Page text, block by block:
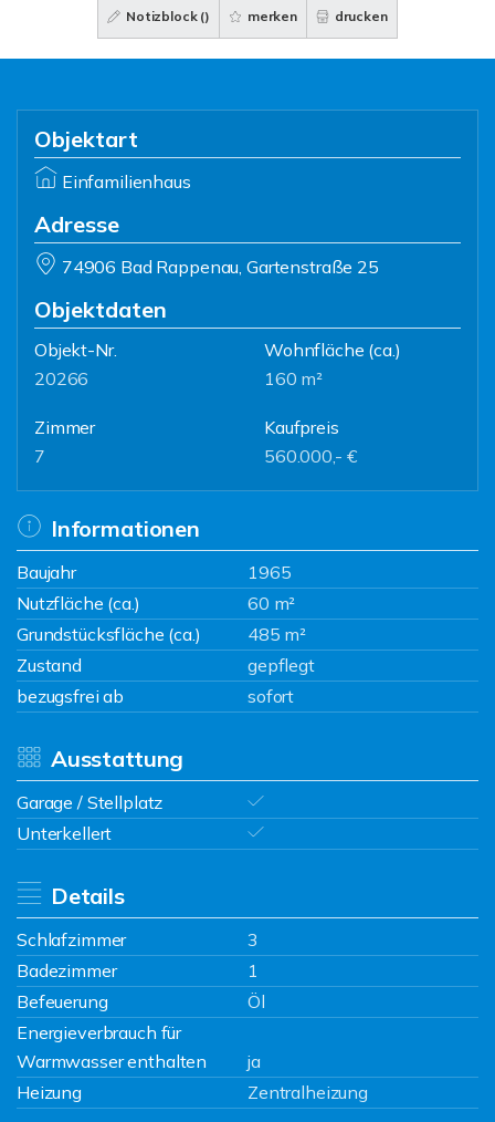
Notizblock () merken drucken
Objektart
Einfamilienhaus
Adresse
74906 Bad Rappenau, Gartenstraße 25
Objektdaten
Objekt-Nr.
20266
Wohnfläche (ca.)
160 m²
Zimmer
7
Kaufpreis
560.000,- €
Informationen
Baujahr
1965
Nutzfläche (ca.)
60 m²
Grundstücksfläche (ca.)
485 m²
Zustand
gepflegt
bezugsfrei ab
sofort
Ausstattung
Garage / Stellplatz
Unterkellert
Details
Schlafzimmer
3
Badezimmer
1
Befeuerung
Öl
Energieverbrauch für
Warmwasser enthalten
ja
Heizung
Zentralheizung